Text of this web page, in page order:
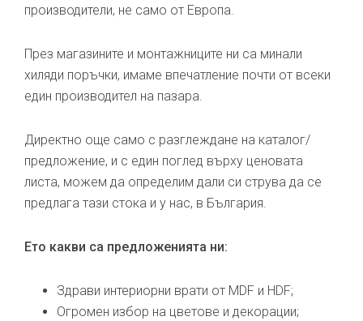
производители, не само от Европа.
През магазините и монтажниците ни са минали
хиляди поръчки, имаме впечатление почти от всеки
един производител на пазара.
Директно още само с разглеждане на каталог/
предложение, и с един поглед върху ценовата
листа, можем да определим дали си струва да се
предлага тази стока и у нас, в България.
Ето какви са предложенията ни:
Здрави интериорни врати от MDF и HDF;
Огромен избор на цветове и декорации;